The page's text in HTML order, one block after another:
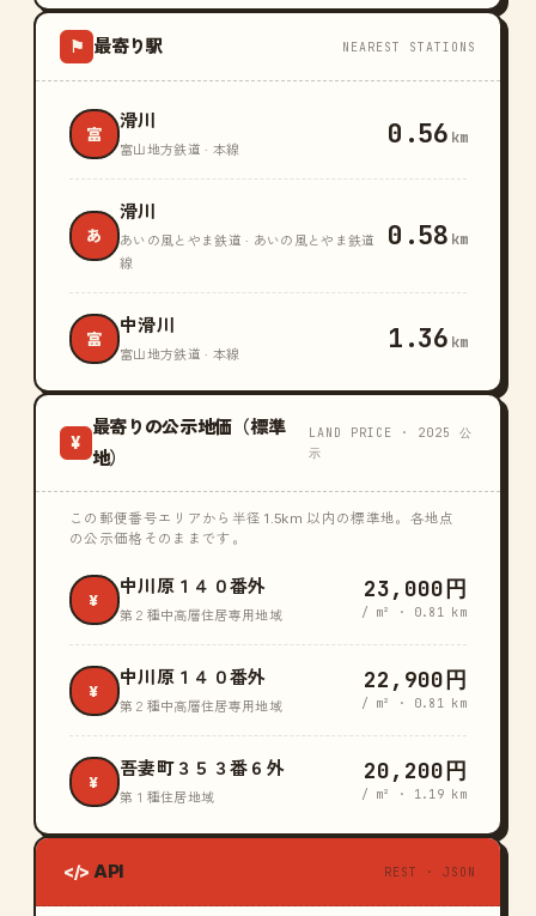
⚑ 最寄り駅 NEAREST STATIONS
富
滑川
富山地方鉄道 · 本線 0.56 km
あ
滑川
あいの風とやま鉄道 · あいの風とやま鉄道
線
0.58 km
富
中滑川
富山地方鉄道 · 本線 1.36 km
¥
最寄りの公示地価（標準
地）
LAND PRICE · 2025 公
示
この郵便番号エリアから半径 1.5km 以内の標準地。各地点
の公示価格そのままです。
¥
中川原１４０番外
第２種中高層住居専用地域
23,000円
/ m² · 0.81 km
¥
中川原１４０番外
第２種中高層住居専用地域
22,900円
/ m² · 0.81 km
¥
吾妻町３５３番６外
第１種住居地域
20,200円
/ m² · 1.19 km
</> API REST · JSON